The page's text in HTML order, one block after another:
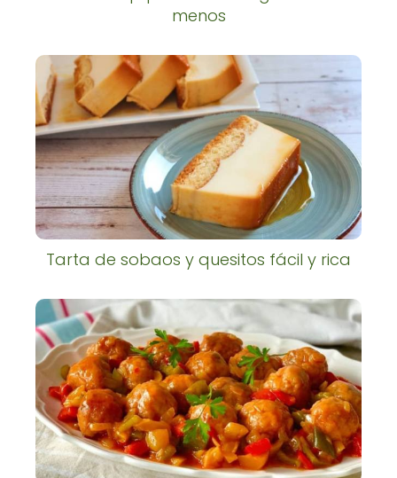
menos
Tarta de sobaos y quesitos fácil y rica